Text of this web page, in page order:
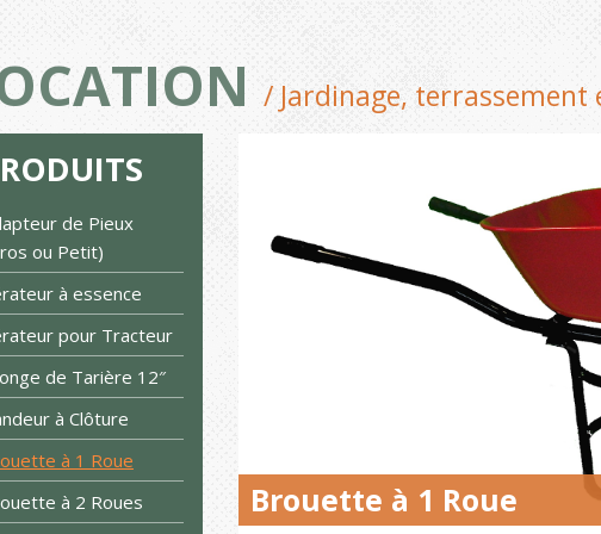
/ Jardinage, terrassement
de Pieux
ou Petit)
à essence
pour Tracteur
de Tarière 12″
à Clôture
à 1 Roue
à 2 Roues
Brouette à 1 Roue